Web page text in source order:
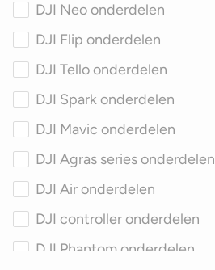
DJI Neo onderdelen
DJI Flip onderdelen
DJI Tello onderdelen
DJI Spark onderdelen
DJI Mavic onderdelen
DJI Agras series onderdelen
DJI Air onderdelen
DJI controller onderdelen
DJI Phantom onderdelen